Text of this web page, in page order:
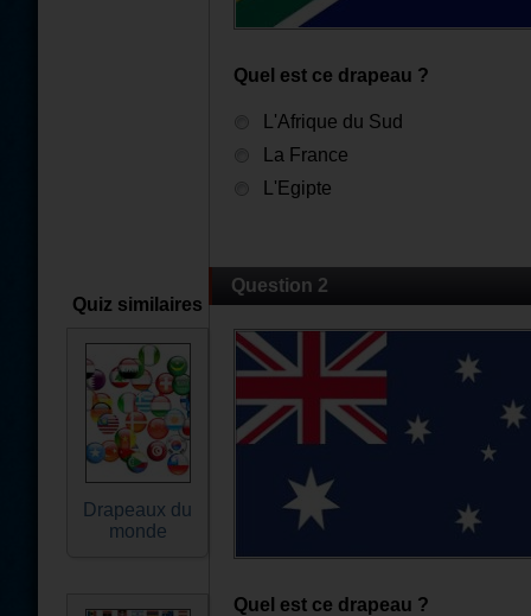
Quiz similaires
Drapeaux du
monde
Quel est ce drapeau ?
L'Afrique du Sud
La France
L'Egipte
Question 2
Quel est ce drapeau ?